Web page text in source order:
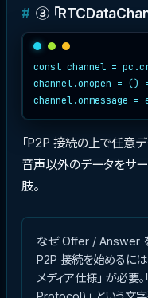
③ 「
const channel =
channel.onopen =
「P2P 接続の上で任意
音声以外のデータをサ
肢。
なぜ Offer / Answer
P2P 接続を始めるに
メディア仕様」 が必要。